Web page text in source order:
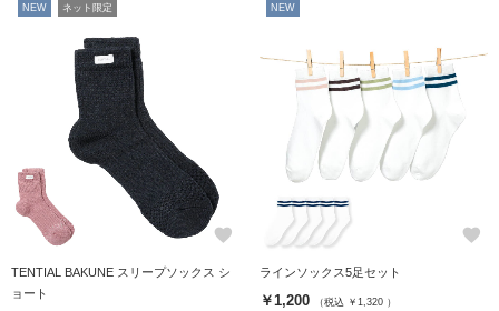
NEW ネット限定
favorite
TENTIAL BAKUNE スリープソックス シ
ョート
NEW
favorite
ラインソックス5足セット
￥1,200 （税込 ￥1,320 ）